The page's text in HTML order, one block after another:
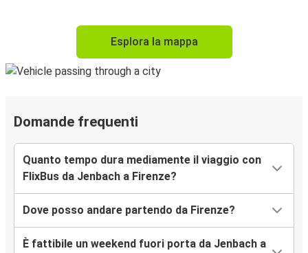
Esplora la mappa
Domande frequenti
Quanto tempo dura mediamente il viaggio con
FlixBus da Jenbach a Firenze?
Dove posso andare partendo da Firenze?
È fattibile un weekend fuori porta da Jenbach a